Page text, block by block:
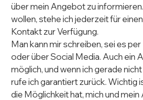
über mein Angebot zu
wollen, stehe ich jederzeit für
Kontakt zur Verfügung.
Man kann mir schreiben, sei es
oder über Social Media. Auch ein
möglich, und wenn ich gerade
rufe ich garantiert zurück. Wichtig
die Möglichkeit hat, mich und